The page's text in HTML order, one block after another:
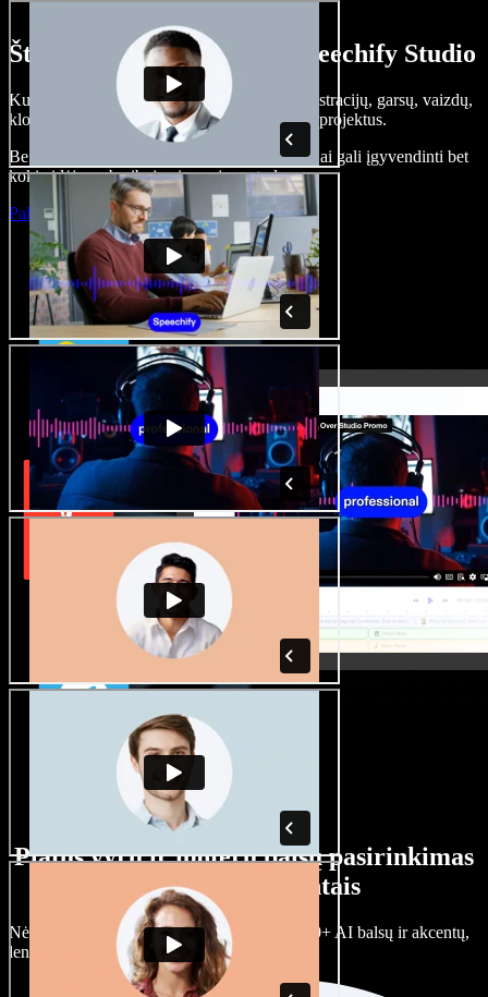
Štai ką galite nuveikti su Speechify Studio
Kurkite įgarsinimus, pridėkite nemokamų iliustracijų, garsų, vaizdų,
klonuokite balsą – kurkite pilnus, įspūdingus projektus.
Be jokių mokymų ir viskas naršyklėje – kūrėjai gali įgyvendinti bet
kokią idėją, neberibojami senųjų metodų.
Paleisti studiją
Platus vyrų ir moterų balsų pasirinkimas
su įvairiais akcentais
Nėra dviejų vienodų projektų. Rinkitės iš 100+ AI balsų ir akcentų,
lengvai juos prisitaikykite.